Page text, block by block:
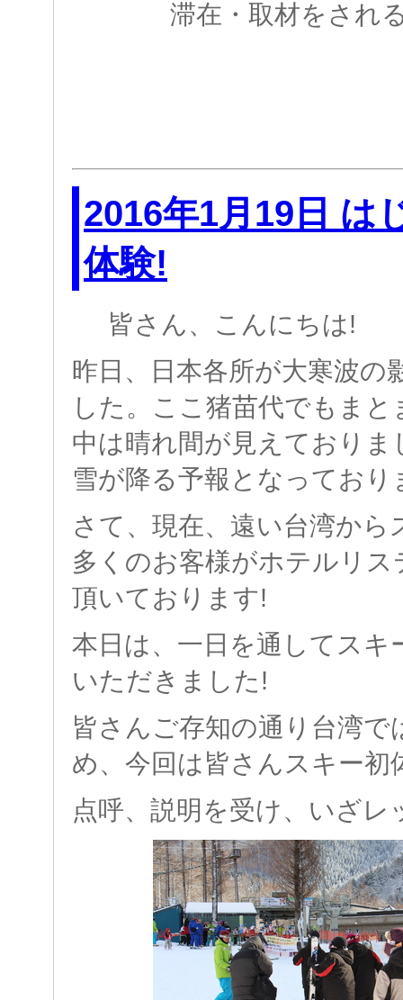
滞在・取材をされ
2016年1月19日 は
体験!
皆さん、こんにちは!
昨日、日本各所が大寒波の
した。ここ猪苗代でもま
中は晴れ間が見えており
雪が降る予報となっており
さて、現在、遠い台湾か
多くのお客様がホテルリ
頂いております!
本日は、一日を通してスキ
いただきました!
皆さんご存知の通り台湾で
め、今回は皆さんスキー初
点呼、説明を受け、いざレ